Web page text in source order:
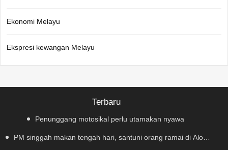
Ekonomi Melayu
Ekspresi kewangan Melayu
Terbaru
Penunggang motosikal perlu utamakan nyawa
PM singgah makan tengah hari, santuni orang ramai di Alor